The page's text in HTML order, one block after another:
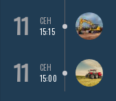
11
СЕН
15:15
11
СЕН
15:00